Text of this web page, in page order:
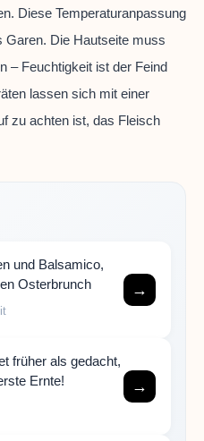
Diese Temperaturanpassung
Garen. Die Hautseite muss
– Feuchtigkeit ist der Feind
lassen sich mit einer
zu achten ist, das Fleisch
und Balsamico,
Osterbrunch
→
früher als gedacht,
Ernte!
→